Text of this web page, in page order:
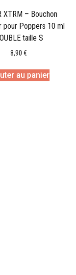
XTRM – Bouchon
pour Poppers 10 ml
taille S
8,90 €
au panier